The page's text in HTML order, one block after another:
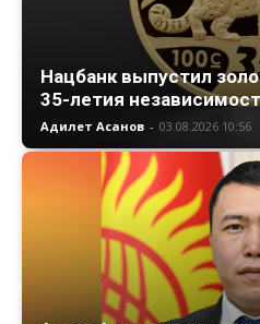
Нацбанк выпустил
35-летия
Адилет Асанов - 03.08.2026 10:56